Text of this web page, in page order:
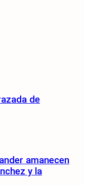
de
amanecen
y la